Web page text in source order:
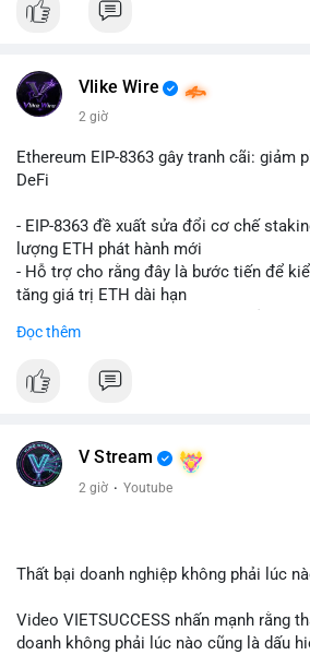
Vlike Wire
2 giờ
Ethereum EIP-8363 gây tranh cãi: giảm
DeFi
- EIP-8363 đề xuất sửa đổi cơ chế
lượng ETH phát hành mới
- Hỗ trợ cho rằng đây là bước tiến để
tăng giá trị ETH dài hạn
động lực staking, ảnh hưởng đến bảo
tập trung và làm chậm sự tham gia của
#binancesquare #cryptonews
Đọc thêm
V Stream
2 giờ · Youtube
Thất bại doanh nghiệp không phải lúc
Video VIETSUCCESS nhấn mạnh rằng
doanh không phải lúc nào cũng là dấu